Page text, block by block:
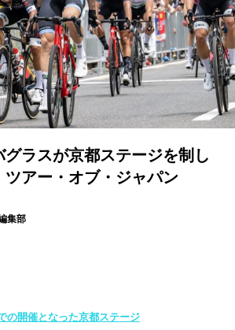
ラスが京都ステージを制し
アー・オブ・ジャパン
集部
の開催となった京都ステージ